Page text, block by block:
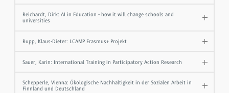
Reichardt, Dirk: AI in Education - how it will change schools and
universities
Rupp, Klaus-Dieter: LCAMP Erasmus+ Projekt
Sauer, Karin: International Training in Participatory Action Research
Schepperle, Vienna: Ökologische Nachhaltigkeit in der Sozialen Arbeit in
Finnland und Deutschland